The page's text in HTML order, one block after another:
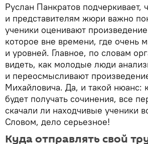
Руслан Панкратов подчеркивает,
и представителям жюри важно
ученики оценивают
которое вне времени, где очень
и уровней. Главное, по словам
видеть, как молодые люди
и переосмысливают
Михайловича. Да, и такой нюанс:
будет получать сочинения, все
скачали ли находчивые ученики
Словом, дело серьезное!
Куда отправлять свой